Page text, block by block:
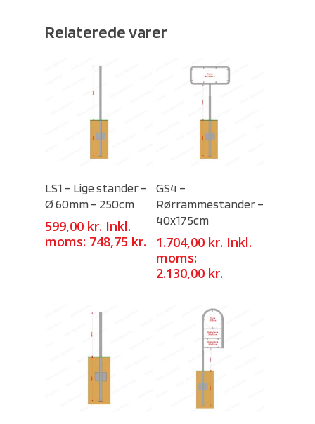
Relaterede varer
LS1 – Lige stander –
Ø 60mm – 250cm
599,00 kr. Inkl.
moms: 748,75 kr.
GS4 –
Rørrammestander –
40x175cm
1.704,00 kr. Inkl.
moms:
2.130,00 kr.